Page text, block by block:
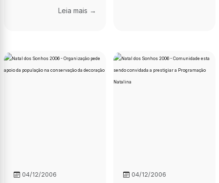
Leia mais →
04/12/2006 04/12/2006